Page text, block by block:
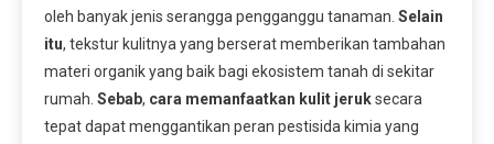
oleh banyak jenis serangga pengganggu tanaman. Selain
itu, tekstur kulitnya yang berserat memberikan tambahan
materi organik yang baik bagi ekosistem tanah di sekitar
rumah. Sebab, cara memanfaatkan kulit jeruksecara
tepat dapat menggantikan peran pestisida kimia yang